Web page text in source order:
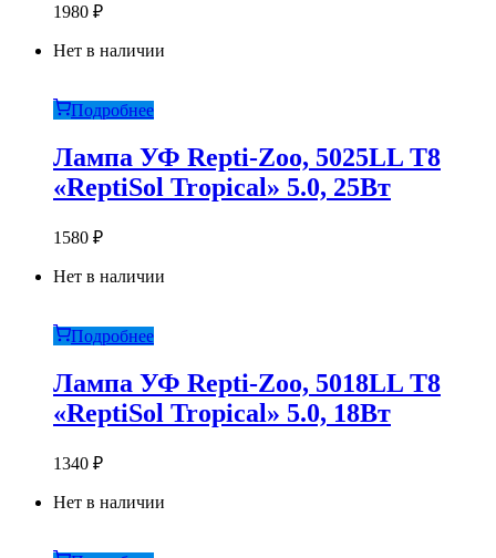
1980 ₽
Нет в наличии
Подробнее
Лампа УФ Repti-Zoo, 5025LL T8
«ReptiSol Tropical» 5.0, 25Вт
1580 ₽
Нет в наличии
Подробнее
Лампа УФ Repti-Zoo, 5018LL T8
«ReptiSol Tropical» 5.0, 18Вт
1340 ₽
Нет в наличии